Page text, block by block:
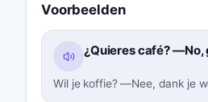
Voorbeelden
¿Quieres café? —No,
Wil je koffie? —Nee, dank je